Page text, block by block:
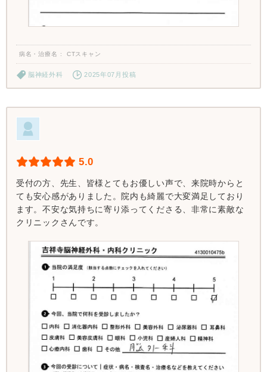
病名・治療名 CTスキャン
脳神経外科 2025年07月投稿
5.0
受付の方、先生、皆様とてもお優しい声で、来院時からと
ても安心感がありました。院内も綺麗で大変満足しており
ます。不安な気持ちに寄り添ってくださる、非常に素敵な
クリニックさんです。